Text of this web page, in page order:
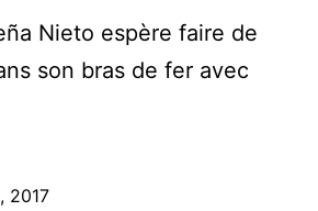
Nieto espère faire de
son bras de fer avec
2017